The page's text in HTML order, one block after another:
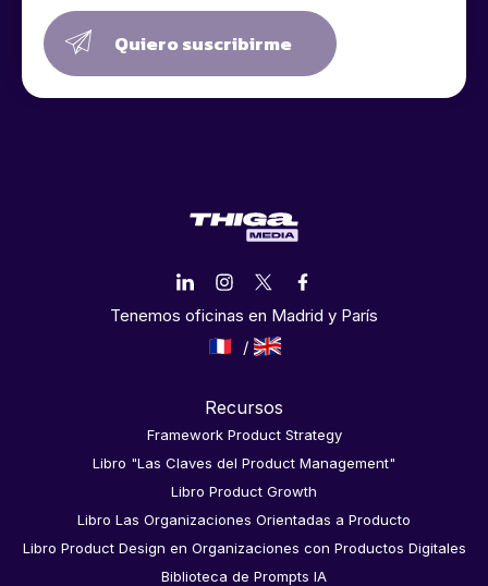
Quiero suscribirme
Tenemos oficinas en Madrid y París
Recursos
Framework Product Strategy
Libro "Las Claves del Product Management"
Libro Product Growth
Libro Las Organizaciones Orientadas a Producto
Libro Product Design en Organizaciones con Productos Digitales
Biblioteca de Prompts IA